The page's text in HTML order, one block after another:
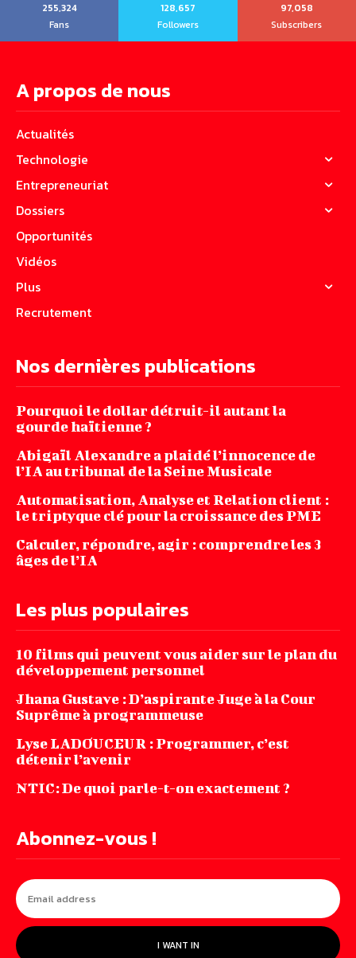
255,324
Fans
128,657
Followers
97,058
Subscribers
A propos de nous
Actualités
Technologie
Entrepreneuriat
Dossiers
Opportunités
Vidéos
Plus
Recrutement
Nos dernières publications
Pourquoi le dollar détruit-il autant la
gourde haïtienne ?
Abigaïl Alexandre a plaidé l’innocence de
l’IA au tribunal de la Seine Musicale
Automatisation, Analyse et Relation client :
le triptyque clé pour la croissance des PME
Calculer, répondre, agir : comprendre les 3
âges de l’IA
Les plus populaires
10 films qui peuvent vous aider sur le plan du
développement personnel
Jhana‌ ‌Gustave‌ ‌:‌ ‌D’aspirante‌ ‌Juge‌ ‌à‌ ‌la‌ ‌Cour‌
‌Suprême‌ ‌à ‌programmeuse ‌
Lyse LADOUCEUR : Programmer, c’est
détenir l’avenir
NTIC: De quoi parle-t-on exactement ?
Abonnez-vous !
I WANT IN